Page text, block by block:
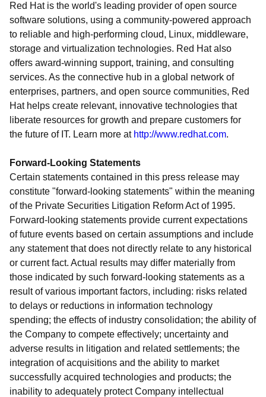
Red Hat is the world's leading provider of open source
software solutions, using a community-powered approach
to reliable and high-performing cloud, Linux, middleware,
storage and virtualization technologies. Red Hat also
offers award-winning support, training, and consulting
services. As the connective hub in a global network of
enterprises, partners, and open source communities, Red
Hat helps create relevant, innovative technologies that
liberate resources for growth and prepare customers for
the future of IT. Learn more at http://www.redhat.com.
Forward-Looking Statements
Certain statements contained in this press release may
constitute "forward-looking statements" within the meaning
of the Private Securities Litigation Reform Act of 1995.
Forward-looking statements provide current expectations
of future events based on certain assumptions and include
any statement that does not directly relate to any historical
or current fact. Actual results may differ materially from
those indicated by such forward-looking statements as a
result of various important factors, including: risks related
to delays or reductions in information technology
spending; the effects of industry consolidation; the ability of
the Company to compete effectively; uncertainty and
adverse results in litigation and related settlements; the
integration of acquisitions and the ability to market
successfully acquired technologies and products; the
inability to adequately protect Company intellectual